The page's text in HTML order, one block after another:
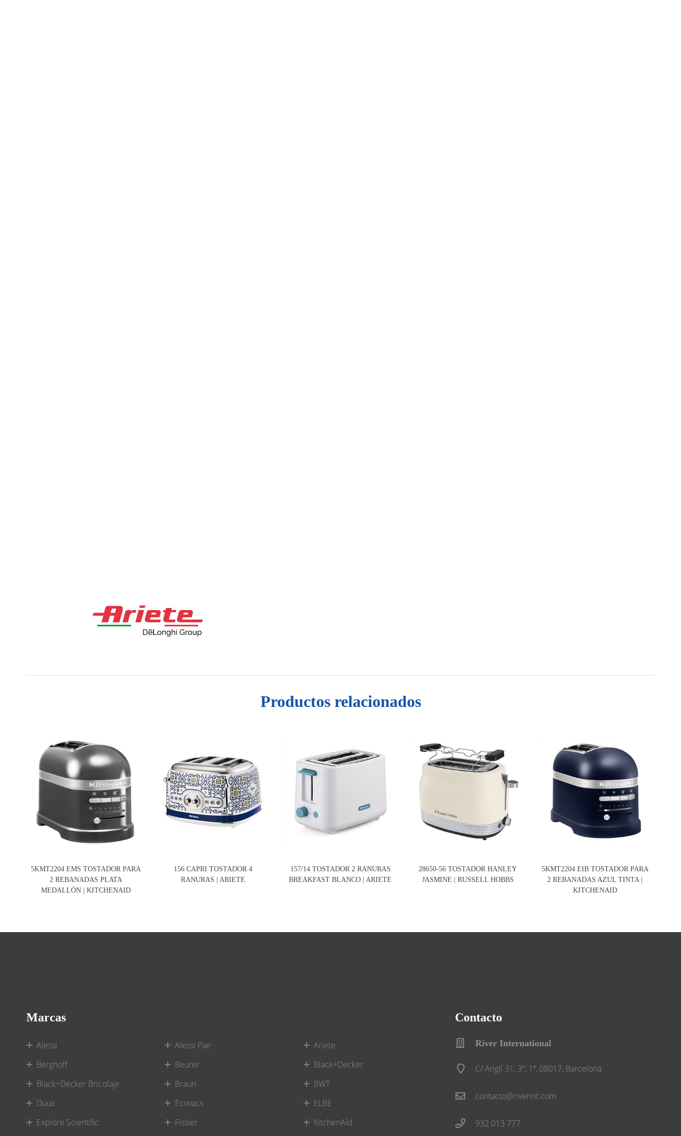
Productos relacionados
5KMT2204 EMS TOSTADOR PARA
2 REBANADAS PLATA
MEDALLÓN | KITCHENAID
156 CAPRI TOSTADOR 4
RANURAS | ARIETE
157/14 TOSTADOR 2 RANURAS
BREAKFAST BLANCO | ARIETE
28650-56 TOSTADOR HANLEY
JASMINE | RUSSELL HOBBS
5KMT2204 EIB TOSTADOR PARA
2 REBANADAS AZUL TINTA |
KITCHENAID
Marcas
Alessi Alessi Pae
Ariete
Berghoff
Beurer
Black+Decker
Black+Decker Bricolaje
Braun
BWT
Duux
Ecovacs
ELBE
Explore Scientific
Fissler
KitchenAid
Contacto
River International
C/ Anglí 31, 3º, 1ª, 08017, Barcelona
contacto@riverint.com
932 013 777